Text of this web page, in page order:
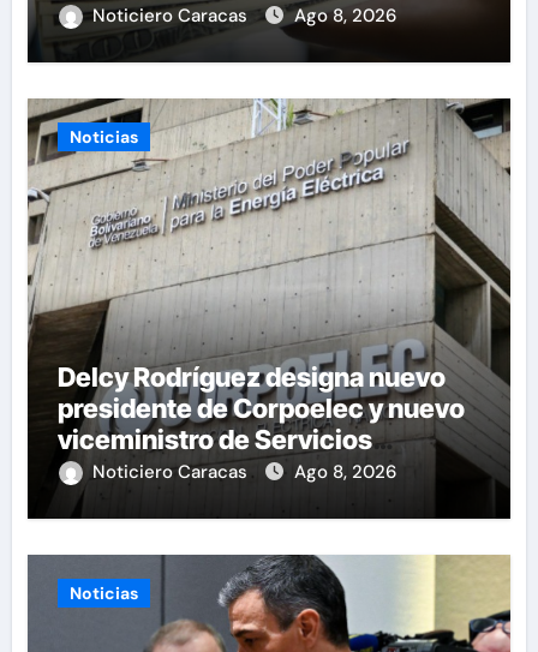
Noticiero Caracas Ago 8, 2026
Noticias
Delcy Rodríguez designa nuevo
presidente de Corpoelec y nuevo
viceministro de Servicios
Eléctricos
Noticiero Caracas Ago 8, 2026
Noticias